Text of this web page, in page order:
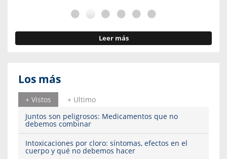
Leer más
Los más
+ Vistos
+ Ultimo
Juntos son peligrosos: Medicamentos que no
debemos combinar
Intoxicaciones por cloro: síntomas, efectos en el
cuerpo y qué no debemos hacer